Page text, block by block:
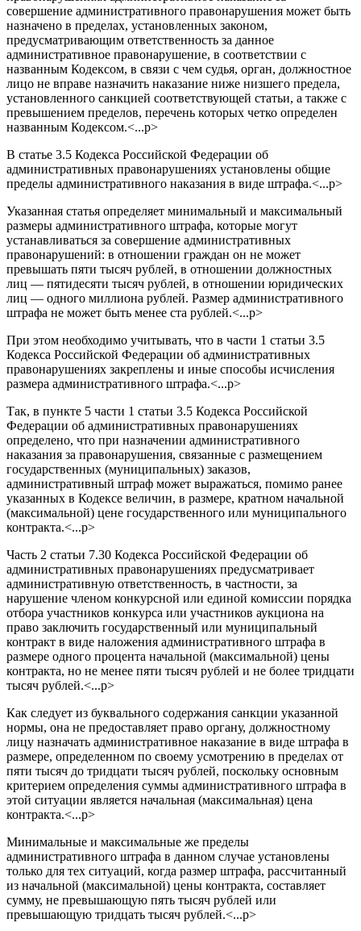
совершение административного правонарушения может быть
назначено в пределах, установленных законом,
предусматривающим ответственность за данное
административное правонарушение, в соответствии с
названным Кодексом, в связи с чем судья, орган, должностное
лицо не вправе назначить наказание ниже низшего предела,
установленного санкцией соответствующей статьи, а также с
превышением пределов, перечень которых четко определен
названным Кодексом.<...p>
В статье 3.5 Кодекса Российской Федерации об
административных правонарушениях установлены общие
пределы административного наказания в виде штрафа.<...p>
Указанная статья определяет минимальный и максимальный
размеры административного штрафа, которые могут
устанавливаться за совершение административных
правонарушений: в отношении граждан он не может
превышать пяти тысяч рублей, в отношении должностных
лиц — пятидесяти тысяч рублей, в отношении юридических
лиц — одного миллиона рублей. Размер административного
штрафа не может быть менее ста рублей.<...p>
При этом необходимо учитывать, что в части 1 статьи 3.5
Кодекса Российской Федерации об административных
правонарушениях закреплены и иные способы исчисления
размера административного штрафа.<...p>
Так, в пункте 5 части 1 статьи 3.5 Кодекса Российской
Федерации об административных правонарушениях
определено, что при назначении административного
наказания за правонарушения, связанные с размещением
государственных (муниципальных) заказов,
административный штраф может выражаться, помимо ранее
указанных в Кодексе величин, в размере, кратном начальной
(максимальной) цене государственного или муниципального
контракта.<...p>
Часть 2 статьи 7.30 Кодекса Российской Федерации об
административных правонарушениях предусматривает
административную ответственность, в частности, за
нарушение членом конкурсной или единой комиссии порядка
отбора участников конкурса или участников аукциона на
право заключить государственный или муниципальный
контракт в виде наложения административного штрафа в
размере одного процента начальной (максимальной) цены
контракта, но не менее пяти тысяч рублей и не более тридцати
тысяч рублей.<...p>
Как следует из буквального содержания санкции указанной
нормы, она не предоставляет право органу, должностному
лицу назначать административное наказание в виде штрафа в
размере, определенном по своему усмотрению в пределах от
пяти тысяч до тридцати тысяч рублей, поскольку основным
критерием определения суммы административного штрафа в
этой ситуации является начальная (максимальная) цена
контракта.<...p>
Минимальные и максимальные же пределы
административного штрафа в данном случае установлены
только для тех ситуаций, когда размер штрафа, рассчитанный
из начальной (максимальной) цены контракта, составляет
сумму, не превышающую пять тысяч рублей или
превышающую тридцать тысяч рублей.<...p>